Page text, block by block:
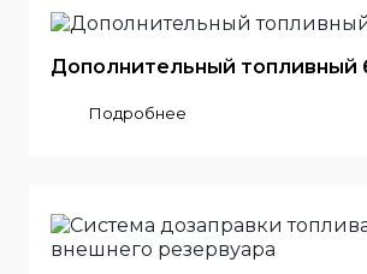
Дополнительный топливный
Подробнее